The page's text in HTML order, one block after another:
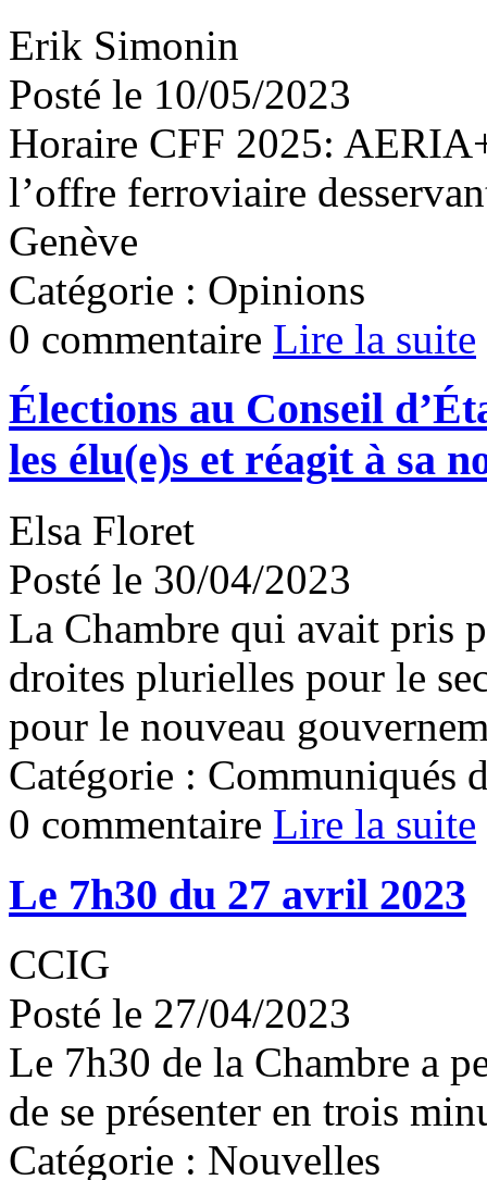
Erik Simonin
Posté le 10/05/2023
Horaire CFF 2025:
l’offre ferroviaire
Genève
Catégorie : Opinions
0 commentaire Lire la suite
Élections au Conseil
les élu(e)s et réagit à sa
Elsa Floret
Posté le 30/04/2023
La Chambre qui avait pris
droites plurielles pour le
pour le nouveau
Catégorie : Communiqués
0 commentaire Lire la suite
Le 7h30 du 27 avril 2023
CCIG
Posté le 27/04/2023
Le 7h30 de la Chambre a
de se présenter en trois
Catégorie : Nouvelles